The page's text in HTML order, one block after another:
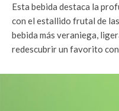
Esta bebida destaca la
con el estallido frutal de
bebida más veraniega,
redescubrir un favorito